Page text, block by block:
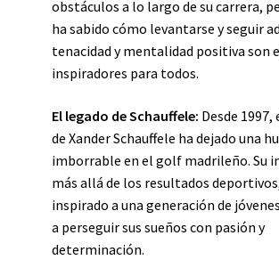
obstáculos a lo largo de su carrera,
ha sabido cómo levantarse y seguir
tenacidad y mentalidad positiva son
inspiradores para todos.
El legado de Schauffele: Desde
de Xander Schauffele ha dejado una
imborrable en el golf madrileño. Su
más allá de los resultados
inspirado a una generación de
a perseguir sus sueños con pasión y
determinación.